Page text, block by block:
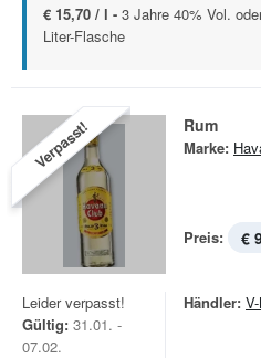
€ 15,70 / l - 3 Jahre 40% Vol.
Liter-Flasche
Verpasst! Rum
Marke:
Preis: €
Leider verpasst!
Gültig: 31.01. -
07.02.
Händler: